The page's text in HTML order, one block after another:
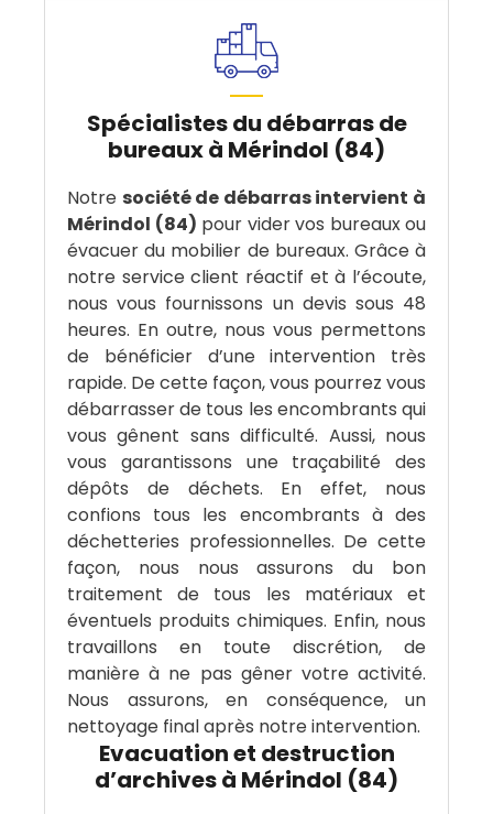
Spécialistes du débarras de
bureaux à Mérindol (84)
Notre société de débarras intervient à
Mérindol (84) pour vider vos bureaux ou
évacuer du mobilier de bureaux. Grâce à
notre service client réactif et à l’écoute,
nous vous fournissons un devis sous 48
heures. En outre, nous vous permettons
de bénéficier d’une intervention très
rapide. De cette façon, vous pourrez vous
débarrasser de tous les encombrants qui
vous gênent sans difficulté. Aussi, nous
vous garantissons une traçabilité des
dépôts de déchets. En effet, nous
confions tous les encombrants à des
déchetteries professionnelles. De cette
façon, nous nous assurons du bon
traitement de tous les matériaux et
éventuels produits chimiques. Enfin, nous
travaillons en toute discrétion, de
manière à ne pas gêner votre activité.
Nous assurons, en conséquence, un
nettoyage final après notre intervention.
Evacuation et destruction
d’archives à Mérindol (84)